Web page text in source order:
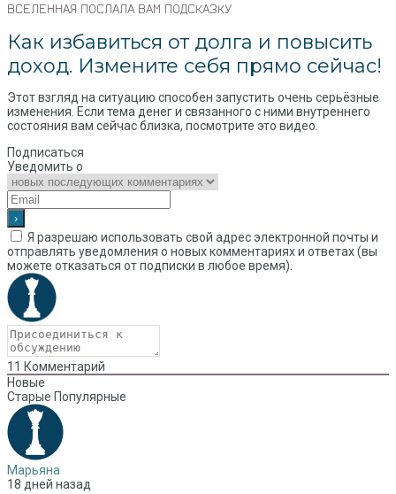
ВСЕЛЕННАЯ ПОСЛАЛА ВАМ ПОДСКАЗКУ
Как избавиться от долга и повысить
доход. Измените себя прямо сейчас!
Этот взгляд на ситуацию способен запустить очень серьёзные
изменения. Если тема денег и связанного с ними внутреннего
состояния вам сейчас близка, посмотрите это видео.
Подписаться
Уведомить о
Я разрешаю использовать свой адрес электронной почты и
отправлять уведомления о новых комментариях и ответах (вы
можете отказаться от подписки в любое время).
11 Комментарий
Новые
Старые Популярные
Марьяна
18 дней назад